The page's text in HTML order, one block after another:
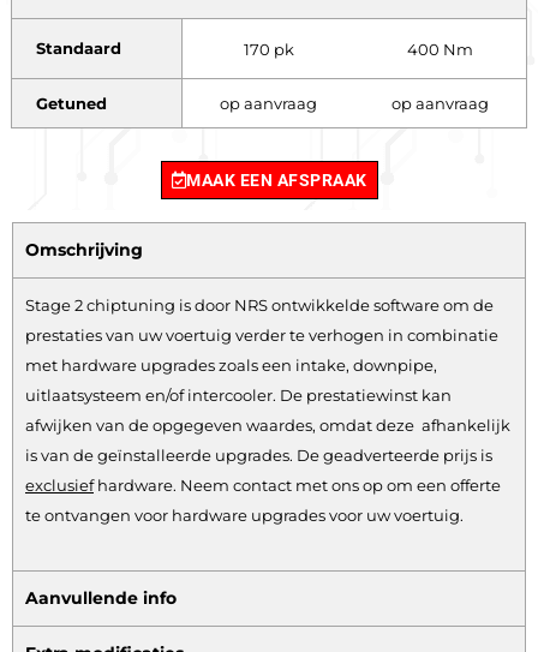
Standaard 170 pk 400 Nm
Getuned op aanvraag op aanvraag
MAAK EEN AFSPRAAK
Omschrijving
Stage 2 chiptuning is door NRS ontwikkelde software om de
prestaties van uw voertuig verder te verhogen in combinatie
met hardware upgrades zoals een intake, downpipe,
uitlaatsysteem en/of intercooler. De prestatiewinst kan
afwijken van de opgegeven waardes, omdat deze afhankelijk
is van de geïnstalleerde upgrades. De geadverteerde prijs is
exclusiefhardware. Neem contact met ons op om een offerte
te ontvangen voor hardware upgrades voor uw voertuig.
Aanvullende info